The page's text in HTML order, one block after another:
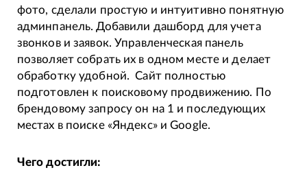
фото, сделали простую и интуитивно понятную
админпанель. Добавили дашборд для учета
звонков и заявок. Управленческая панель
позволяет собрать их в одном месте и делает
обработку удобной. Сайт полностью
подготовлен к поисковому продвижению. По
брендовому запросу он на 1 и последующих
местах в поиске «Яндекс» и Google.
Чего достигли: